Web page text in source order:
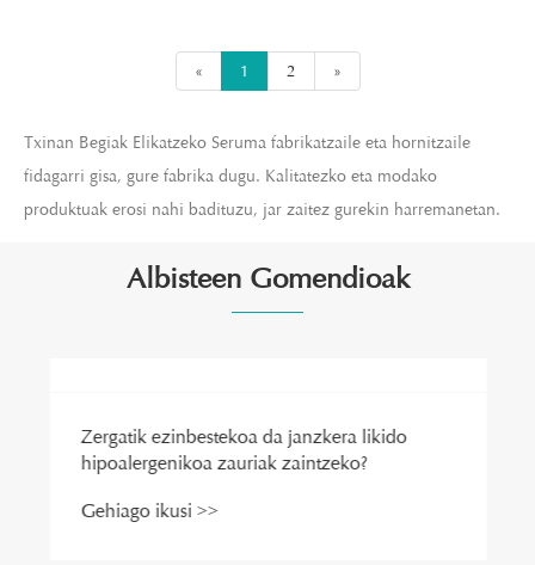
« 1 2 »
Txinan Begiak Elikatzeko Seruma fabrikatzaile eta hornitzaile
fidagarri gisa, gure fabrika dugu. Kalitatezko eta modako
produktuak erosi nahi badituzu, jar zaitez gurekin harremanetan.
Albisteen Gomendioak